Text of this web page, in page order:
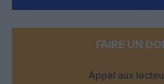
FAIRE UN
Appel aux